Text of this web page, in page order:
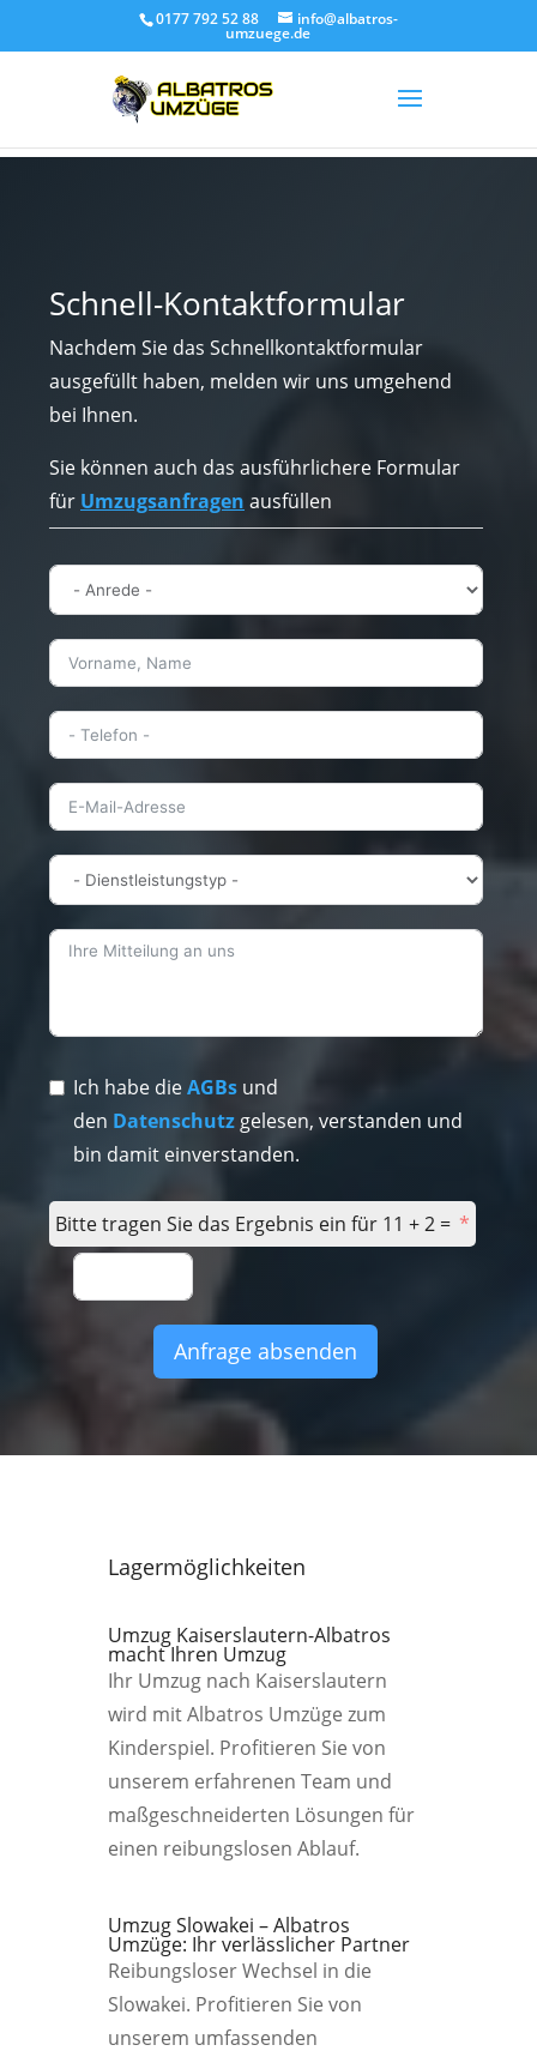
0177 792 52 88 info@albatros-
umzuege.de
Schnell-Kontaktformular
Nachdem Sie das Schnellkontaktformular
ausgefüllt haben, melden wir uns umgehend
bei Ihnen.
Sie können auch das ausführlichere Formular
für Umzugsanfragen ausfüllen
Ich habe dieAGBs und
den Datenschutzgelesen, verstanden und
bin damit einverstanden.
Bitte tragen Sie das Ergebnis ein für 11 + 2 =
Anfrage absenden
Lagermöglichkeiten
Umzug Kaiserslautern-Albatros
macht Ihren Umzug
Ihr Umzug nach Kaiserslautern
wird mit Albatros Umzüge zum
Kinderspiel. Profitieren Sie von
unserem erfahrenen Team und
maßgeschneiderten Lösungen für
einen reibungslosen Ablauf.
Umzug Slowakei – Albatros
Umzüge: Ihr verlässlicher Partner
Reibungsloser Wechsel in die
Slowakei. Profitieren Sie von
unserem umfassenden